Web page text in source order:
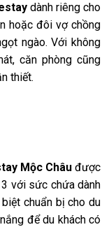
dành riêng cho
hoặc đôi vợ chồng
ngào. Với không
căn phòng cũng
thiết.
Mộc Châu được
với sức chứa dành
chuẩn bị cho du
để du khách có